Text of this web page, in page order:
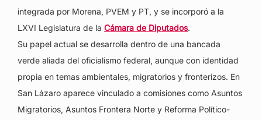
integrada por Morena, PVEM y PT, y se incorporó a la
LXVI Legislatura de la Cámara de Diputados.
Su papel actual se desarrolla dentro de una bancada
verde aliada del oficialismo federal, aunque con identidad
propia en temas ambientales, migratorios y fronterizos. En
San Lázaro aparece vinculado a comisiones como Asuntos
Migratorios, Asuntos Frontera Norte y Reforma Político-